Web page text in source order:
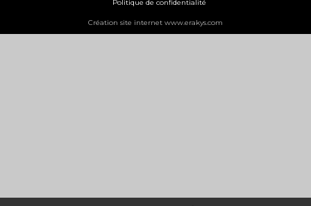
Politique de confidentialité
Création site internet www.erakys.com